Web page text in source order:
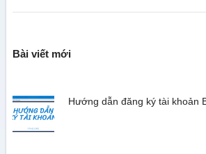
Bài viết mới
Hướng dẫn đăng ký tài khoản